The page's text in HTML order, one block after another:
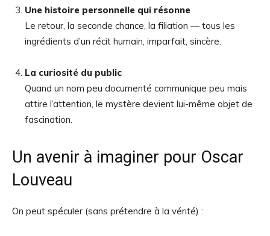
Une histoire personnelle qui résonne
Le retour, la seconde chance, la filiation — tous les
ingrédients d’un récit humain, imparfait, sincère.
La curiosité du public
Quand un nom peu documenté communique peu mais
attire l’attention, le mystère devient lui-même objet de
fascination.
Un avenir à imaginer pour Oscar
Louveau
On peut spéculer (sans prétendre à la vérité) :